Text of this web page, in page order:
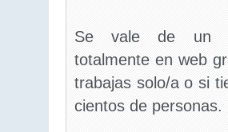
Se vale de un
totalmente en web
trabajas solo/a o si
cientos de personas.